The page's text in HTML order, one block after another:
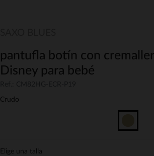
pantufla botín con
Disney para bebé
Crudo
Elige una talla